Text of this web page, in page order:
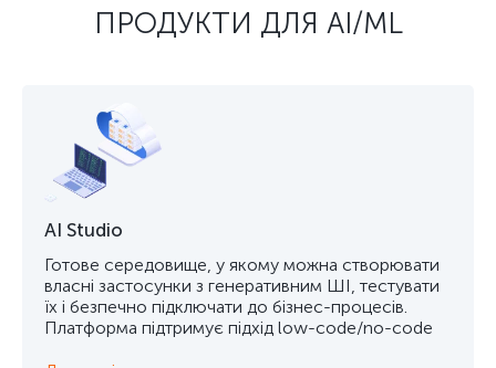
ПРОДУКТИ ДЛЯ AI/ML
AI Studio
Готове середовище, у якому можна створювати
власні застосунки з генеративним ШІ, тестувати
їх і безпечно підключати до бізнес-процесів.
Платформа підтримує підхід low-code/no-code